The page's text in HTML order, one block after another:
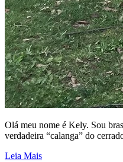
Olá meu nome é Kely. Sou
verdadeira “calanga” do
Leia Mais